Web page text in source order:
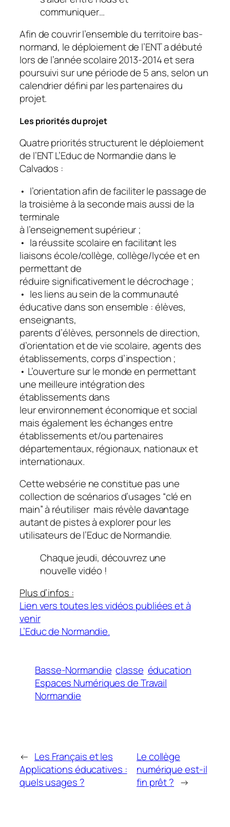
communiquer…
Afin de couvrir l’ensemble du territoire bas-
normand, le déploiement de l’ENT a débuté
lors de l’année scolaire 2013-2014 et sera
poursuivi sur une période de 5 ans, selon un
calendrier défini par les partenaires du
projet.
Les priorités du projet
Quatre priorités structurent le déploiement
de l’ENT L’Educ de Normandie dans le
Calvados :
• l’orientation afin de faciliter le passage de
la troisième à la seconde mais aussi de la
terminale
à l’enseignement supérieur ;
• la réussite scolaire en facilitant les
liaisons école/collège, collège/lycée et en
permettant de
réduire significativement le décrochage ;
• les liens au sein de la communauté
éducative dans son ensemble : élèves,
enseignants,
parents d’élèves, personnels de direction,
d’orientation et de vie scolaire, agents des
établissements, corps d’inspection ;
• L’ouverture sur le monde en permettant
une meilleure intégration des
établissements dans
leur environnement économique et social
mais également les échanges entre
établissements et/ou partenaires
départementaux, régionaux, nationaux et
internationaux.
Cette websérie ne constitue pas une
collection de scénarios d’usages “clé en
main” à réutiliser mais révèle davantage
autant de pistes à explorer pour les
utilisateurs de l’Educ de Normandie.
Chaque jeudi, découvrez une
nouvelle vidéo !
Plus d’infos :
Lien vers toutes les vidéos publiées et à
venir
L’Educ de Normandie.
Basse-Normandie classe éducation
Espaces Numériques de Travail
Normandie
← Les Français et les
Applications éducatives :
quels usages ?
Le collège
numérique est-il
fin prêt ? →